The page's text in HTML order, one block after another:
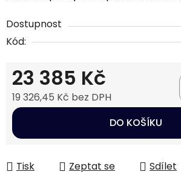
Dostupnost
Kód:
23 385 Kč
19 326,45 Kč bez DPH
Měrná cena:
DO KOŠÍKU
Tisk Zeptat se Sdílet